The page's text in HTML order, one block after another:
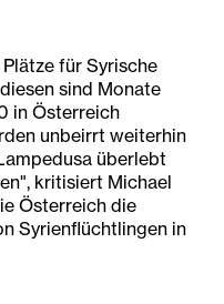
für Syrische
sind Monate
in Österreich
unbeirrt weiterhin
überlebt
kritisiert Michael
Österreich die
Syrienflüchtlingen in